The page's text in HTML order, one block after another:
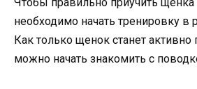
необходимо начать тренировку в
Как только щенок станет активно
можно начать знакомить с